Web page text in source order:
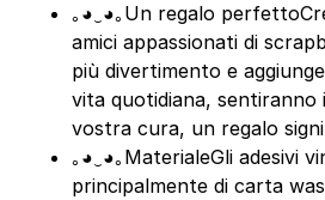
｡◕‿◕｡Un regalo
amici appassionati di
più divertimento e
vita quotidiana,
vostra cura, un regalo
｡◕‿◕｡MaterialeGli adesivi
principalmente di carta